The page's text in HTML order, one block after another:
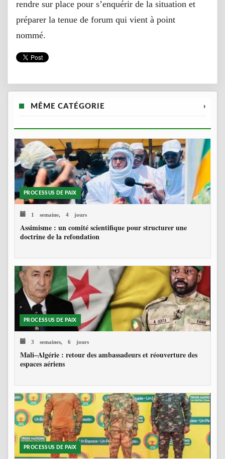
rendre sur place pour s’enquérir de la situation et
préparer la tenue de forum qui vient à point
nommé.
MÊME CATÉGORIE ›
PROCESSUS DE PAIX
1 semaine, 4 jours
Assimisme : un comité scientifique pour structurer une
doctrine de la refondation
PROCESSUS DE PAIX
3 semaines, 6 jours
Mali–Algérie : retour des ambassadeurs et réouverture des
espaces aériens
PROCESSUS DE PAIX